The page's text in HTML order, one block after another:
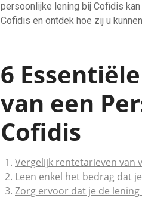
persoonlijke lening bij Cofidis
Cofidis en ontdek hoe zij u
6
van een
Cofidis
Vergelijk rentetarieven van
Leen enkel het bedrag dat
Zorg ervoor dat je de